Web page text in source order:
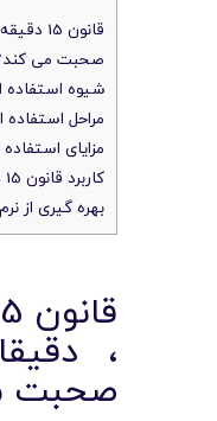
قانون
صحبت می
شیوه استفاده از
مراحل استفاده از
مزایای استفاده از
کاربرد قانون 15 دقیقه در زندگی روزمره
بهره گیری از
،
صحبت